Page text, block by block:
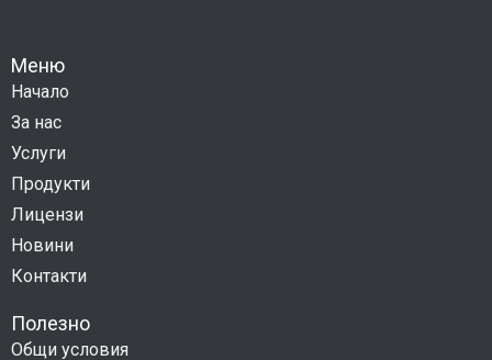
Меню
Начало
За нас
Услуги
Продукти
Лицензи
Новини
Контакти
Полезно
Общи условия